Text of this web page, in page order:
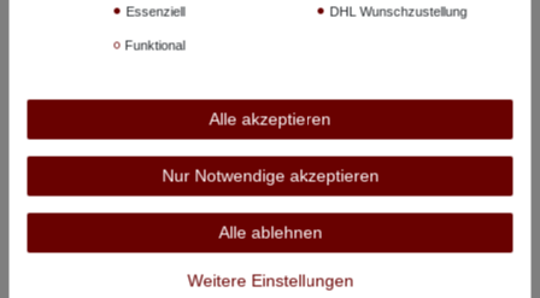
160 cm
168 cm
Alle angegebenen Maße beziehen sich auf den Artikel, nicht auf
so messen Sie richtig.
Essenziell DHL Wunschzustellung
Funktional
Alle akzeptieren
Nur Notwendige akzeptieren
Alle ablehnen
Weitere Einstellungen